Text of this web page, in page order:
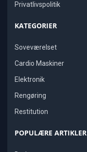
Privatlivspolitik
KATEGORIER
Soveværelset
Cardio Maskiner
Elektronik
Rengøring
Restitution
POPULÆRE ARTIKLER